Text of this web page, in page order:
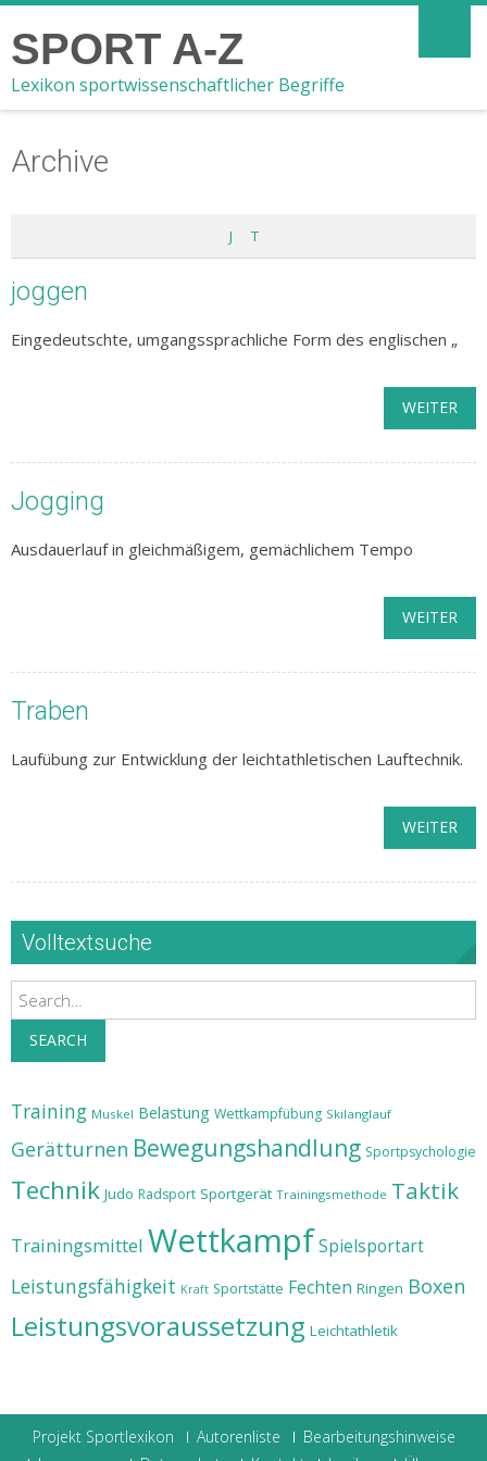
SPORT A-Z
Lexikon sportwissenschaftlicher Begriffe
Archive
J T
joggen
Eingedeutschte, umgangssprachliche Form des englischen „
WEITER
Jogging
Ausdauerlauf in gleichmäßigem, gemächlichem Tempo
WEITER
Traben
Laufübung zur Entwicklung der leichtathletischen Lauftechnik.
WEITER
Volltextsuche
Search
SEARCH
Training Muskel Belastung Wettkampfübung Skilanglauf
Gerätturnen Bewegungshandlung Sportpsychologie
Technik Judo Radsport Sportgerät Trainingsmethode Taktik
Trainingsmittel WettkampfSpielsportart
Leistungsfähigkeit Kraft Sportstätte Fechten Ringen Boxen
Leistungsvoraussetzung Leichtathletik
Projekt Sportlexikon Autorenliste
Bearbeitungshinweise